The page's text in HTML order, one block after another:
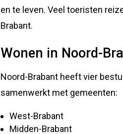
en te leven. Veel toeristen
Brabant.
Wonen in Noord-
Noord-Brabant heeft vier
samenwerkt met gemeenten:
West-Brabant
Midden-Brabant